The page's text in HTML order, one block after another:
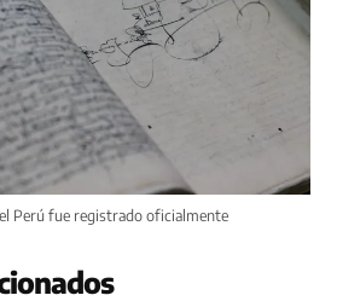
Perú fue registrado oficialmente